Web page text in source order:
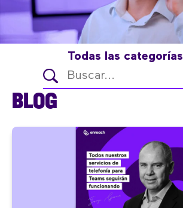
Todas las categorías
BLOG